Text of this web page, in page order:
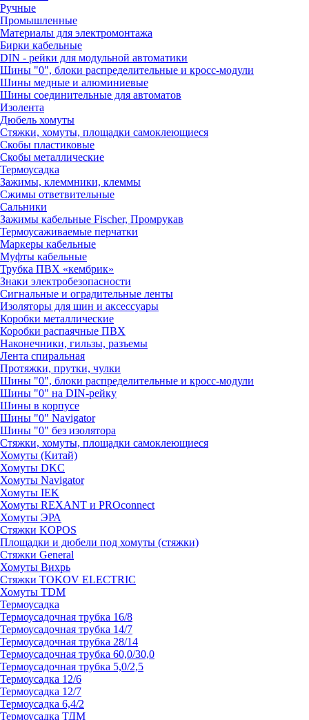
Ручные
Промышленные
Материалы для электромонтажа
Бирки кабельные
DIN - рейки для модульной автоматики
Шины "0", блоки распределительные и кросс-модули
Шины медные и алюминиевые
Шины соединительные для автоматов
Изолента
Дюбель хомуты
Стяжки, хомуты, площадки самоклеющиеся
Скобы пластиковые
Скобы металлические
Термоусадка
Зажимы, клеммники, клеммы
Сжимы ответвительные
Сальники
Зажимы кабельные Fischer, Промрукав
Термоусаживаемые перчатки
Маркеры кабельные
Муфты кабельные
Трубка ПВХ «кембрик»
Знаки электробезопасности
Сигнальные и оградительные ленты
Изоляторы для шин и аксессуары
Коробки металлические
Коробки распаячные ПВХ
Наконечники, гильзы, разъемы
Лента спиральная
Протяжки, прутки, чулки
Шины "0", блоки распределительные и кросс-модули
Шины "0" на DIN-рейку
Шины в корпусе
Шины "0" Navigator
Шины "0" без изолятора
Стяжки, хомуты, площадки самоклеющиеся
Хомуты (Китай)
Хомуты DKC
Хомуты Navigator
Хомуты IEK
Хомуты REXANT и PROconnect
Хомуты ЭРА
Стяжки KOPOS
Площадки и дюбели под хомуты (стяжки)
Стяжки General
Хомуты Вихрь
Стяжки TOKOV ELECTRIC
Хомуты TDM
Термоусадка
Термоусадочная трубка 16/8
Термоусадочная трубка 14/7
Термоусадочная трубка 28/14
Термоусадочная трубка 60,0/30,0
Термоусадочная трубка 5,0/2,5
Термоусадка 12/6
Термоусадка 12/7
Термоусадка 6,4/2
Термоусадка ТДМ